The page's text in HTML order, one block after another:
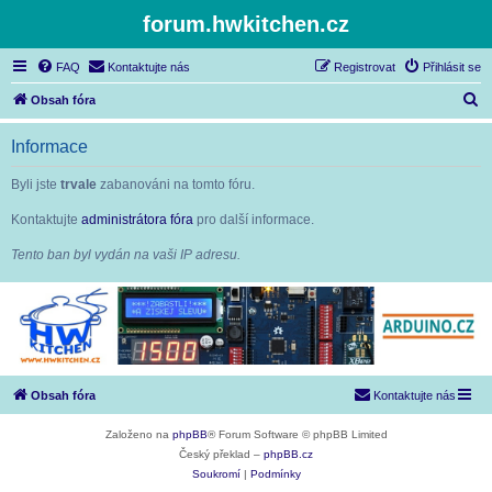
forum.hwkitchen.cz
FAQ Kontaktujte nás Přihlásit se
Registrovat
Obsah fóra
l
Informace
Byli jste trvale zabanováni na tomto fóru.
Kontaktujte administrátora fóra pro další informace.
Tento ban byl vydán na vaši IP adresu.
Obsah fóra Kontaktujte nás
Založeno na phpBB® Forum Software © phpBB Limited
Český překlad – phpBB.cz
Soukromí
Podmínky